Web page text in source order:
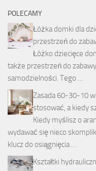
POLECAMY
Łóżka domki dla
przestrzeń do
Łóżko dziecięce
także przestrzeń do
samodzielności. Tego …
Zasada 60-30-10
stosować, a kiedy
Kiedy myślisz o
wydawać się nieco
klucz do osiągnięcia …
Kształtki